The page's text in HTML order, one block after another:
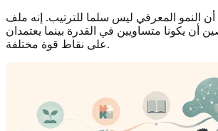
أن النمو المعرفي ليس سلما للترتيب. إنه ملف
أن يكونا متساويين في القدرة بينما يعتمدان
على نقاط قوة مختلفة.